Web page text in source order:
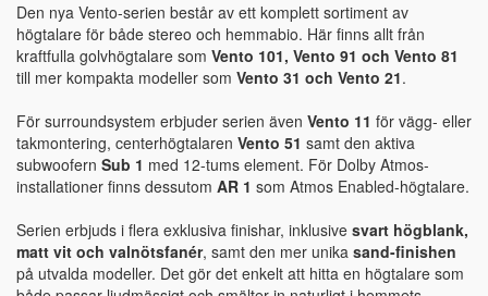
Den nya Vento-serien består av ett komplett sortiment av
högtalare för både stereo och hemmabio. Här finns allt från
kraftfulla golvhögtalare som Vento 101, Vento 91 och Vento 81
till mer kompakta modeller som Vento 31 och Vento 21.
För surroundsystem erbjuder serien även Vento 11 för vägg- eller
takmontering, centerhögtalaren Vento 51 samt den aktiva
subwoofern Sub 1 med 12-tums element. För Dolby Atmos-
installationer finns dessutom AR 1 som Atmos Enabled-högtalare.
Serien erbjuds i flera exklusiva finishar, inklusive svart högblank,
matt vit och valnötsfanér, samt den mer unika sand-finishen
på utvalda modeller. Det gör det enkelt att hitta en högtalare som